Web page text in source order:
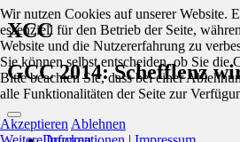
XCC
GCC 2014: Schefflenz
Wir nutzen Cookies auf unserer Website.
essenziell für den Betrieb der Seite,
Website und die Nutzererfahrung zu
Sie können selbst entscheiden, ob Sie die
Bitte beachten Sie, dass bei einer
alle Funktionalitäten der Seite zur
Akzeptieren Ablehnen